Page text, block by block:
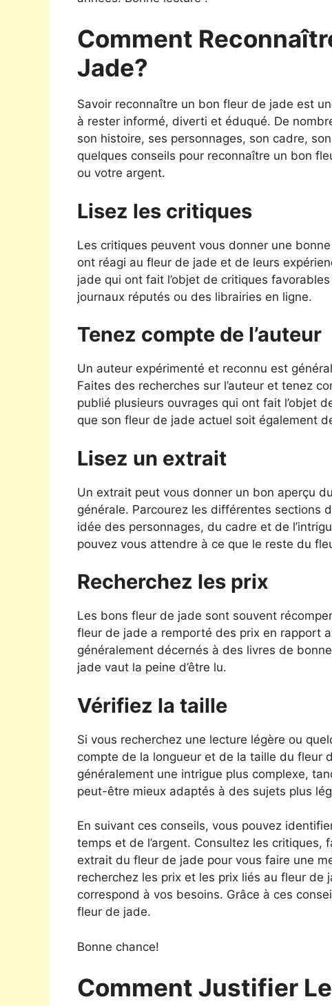
Comment
Jade?
Savoir reconnaître un bon fleur de jade est
à rester informé, diverti et éduqué. De
son histoire, ses personnages, son cadre,
quelques conseils pour reconnaître un bon
ou votre argent.
Lisez les critiques
Les critiques peuvent vous donner une
ont réagi au fleur de jade et de leurs
jade qui ont fait l’objet de critiques
journaux réputés ou des librairies en ligne.
Tenez compte de l’auteur
Un auteur expérimenté et reconnu est
Faites des recherches sur l’auteur et tenez
publié plusieurs ouvrages qui ont fait l’objet
que son fleur de jade actuel soit également
Lisez un extrait
Un extrait peut vous donner un bon aperçu
générale. Parcourez les différentes sections
idée des personnages, du cadre et de
pouvez vous attendre à ce que le reste du
Recherchez les prix
Les bons fleur de jade sont souvent
fleur de jade a remporté des prix en rapport
généralement décernés à des livres de
jade vaut la peine d’être lu.
Vérifiez la taille
Si vous recherchez une lecture légère ou
compte de la longueur et de la taille du fleur
généralement une intrigue plus complexe,
peut-être mieux adaptés à des sujets plus
En suivant ces conseils, vous pouvez
temps et de l’argent. Consultez les critiques,
extrait du fleur de jade pour vous faire une
recherchez les prix et les prix liés au fleur
correspond à vos besoins. Grâce à ces
fleur de jade.
Bonne chance!
Comment Justifier Le